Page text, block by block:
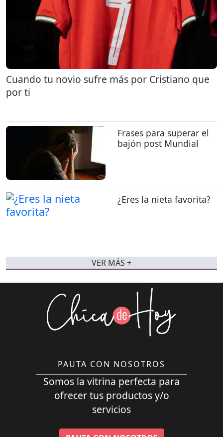
Cuando tu novio sufre más por Cristiano que
por ti
Frases para superar el
bajón post Mundial
¿Eres la nieta favorita?
VER MÁS +
PAUTA CON NOSOTROS
Somos la vitrina perfecta para
ofrecer tus productos y/o
servicios